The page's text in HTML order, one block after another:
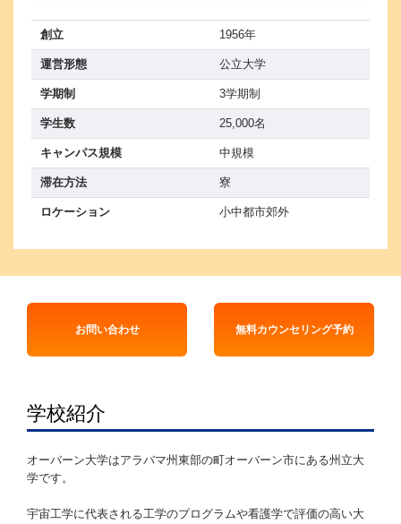
創立 1956年
運営形態 公立大学
学期制 3学期制
学生数 25,000名
キャンパス規模 中規模
滞在方法 寮
ロケーション 小中都市郊外
お問い合わせ 無料カウンセリング予約
学校紹介
オーバーン大学はアラバマ州東部の町オーバーン市にある州立大
学です。
宇宙工学に代表される工学のプログラムや看護学で評価の高い大